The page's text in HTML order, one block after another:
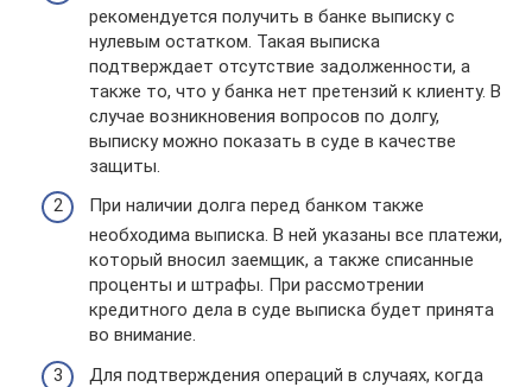
рекомендуется получить в банке выписку с
нулевым остатком. Такая выписка
подтверждает отсутствие задолженности, а
также то, что у банка нет претензий к клиенту. В
случае возникновения вопросов по долгу,
выписку можно показать в суде в качестве
защиты.
При наличии долга перед банком также
необходима выписка. В ней указаны все платежи,
который вносил заемщик, а также списанные
проценты и штрафы. При рассмотрении
кредитного дела в суде выписка будет принята
во внимание.
Для подтверждения операций в случаях, когда